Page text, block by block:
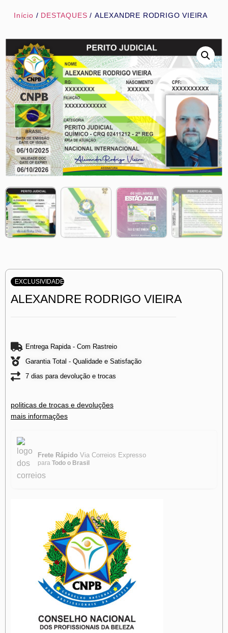
Início / DESTAQUES / ALEXANDRE RODRIGO VIEIRA
EXCLUSIVIDADE
ALEXANDRE RODRIGO VIEIRA
Entrega Rapida - Com Rastreio
Garantia Total - Qualidade e Satisfação
7 dias para devolução e trocas
politicas de trocas e devoluções
mais informações
Frete Rápido Via Correios Expresso
para Todo o Brasil